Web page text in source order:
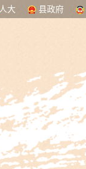
人大 县政府